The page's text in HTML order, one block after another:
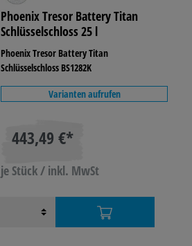
Phoenix Tresor Battery Titan
Schlüsselschloss 25 l
Phoenix Tresor Battery Titan
Schlüsselschloss BS1282K
Varianten aufrufen
443,49 €*
je Stück / inkl. MwSt